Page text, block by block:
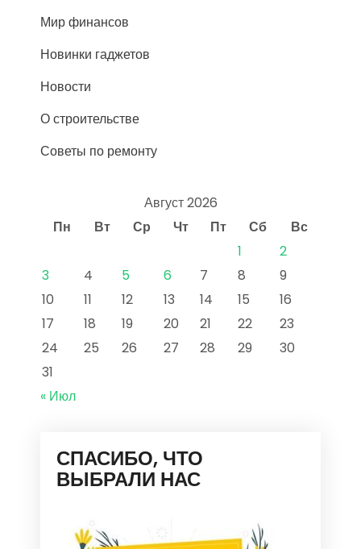
Мир финансов
Новинки гаджетов
Новости
О строительстве
Советы по ремонту
Август 2026
Пн
Вт Ср Чт Пт Сб
Вс
1
2
3
4 5 6 7 8
9
10
11 12 13 14 15
16
17
18 19 20 21 22
23
24
25 26 27 28 29
30
31
« Июл
СПАСИБО, ЧТО
ВЫБРАЛИ НАС